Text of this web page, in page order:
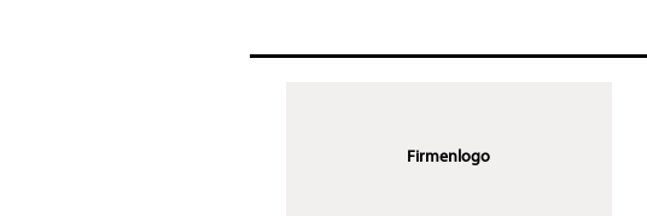
Firmenlogo